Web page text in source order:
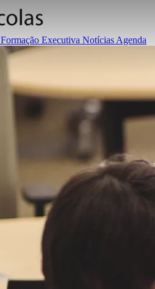
Formação Executiva Notícias Agenda